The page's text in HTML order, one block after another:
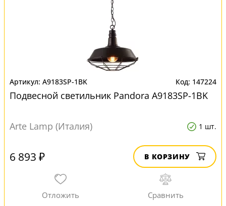
A9183SP-1BK 147224
Подвесной светильник Pandora A9183SP-1BK
Arte Lamp (Италия) 1 шт.
6 893 ₽ В КОРЗИНУ